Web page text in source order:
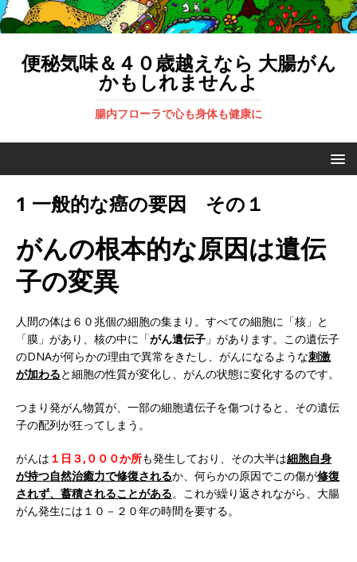
便秘気味＆４０歳越えなら 大腸がん
かもしれませんよ
腸内フローラで心も身体も健康に
1 一般的な癌の要因 その１
がんの根本的な原因は遺伝
子の変異
人間の体は６０兆個の細胞の集まり。すべての細胞に「核」と
「膜」があり、核の中に「がん遺伝子 」があります。この遺伝子
のDNAが何らかの理由で異常をきたし、がんになるような刺激
が加わると細胞の性質が変化し、がんの状態に変化するのです。
つまり発がん物質が、一部の細胞遺伝子を傷つけると、その遺伝
子の配列が狂ってしまう。
がんは １日３,０００か所も発生しており、その大半は細胞自身
が持つ自然治癒力で修復されるか、何らかの原因でこの傷が修復
されず、蓄積されることがある。これが繰り返されながら、大腸
がん発生には１０－２０年の時間を要する。